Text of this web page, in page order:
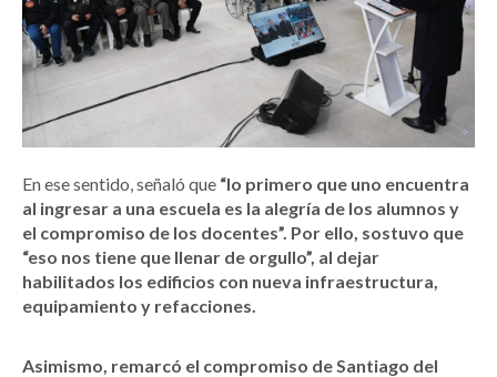
En ese sentido, señaló que “lo primero que uno encuentra
al ingresar a una escuela es la alegría de los alumnos y
el compromiso de los docentes”. Por ello, sostuvo que
“eso nos tiene que llenar de orgullo”, al dejar
habilitados los edificios con nueva infraestructura,
equipamiento y refacciones.
Asimismo, remarcó el compromiso de Santiago del